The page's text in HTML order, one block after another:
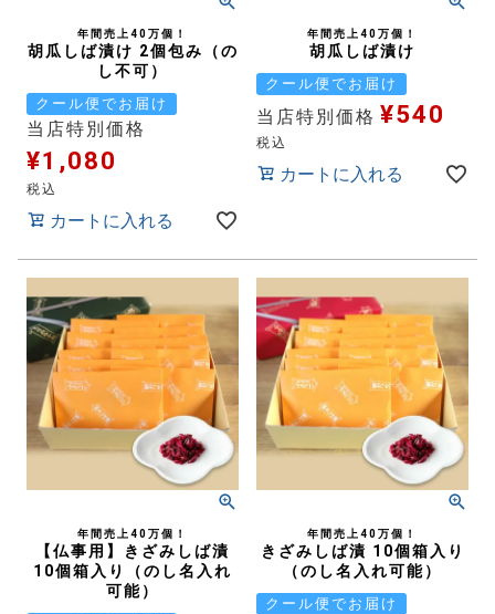
年間売上40万個！
胡瓜しば漬け 2個包み（の
し不可）
クール便でお届け
当店特別価格
¥1,080
税込
カートに入れる
年間売上40万個！
胡瓜しば漬け
クール便でお届け
当店特別価格 ¥540
税込
カートに入れる
年間売上40万個！
【仏事用】きざみしば漬
10個箱入り（のし名入れ
可能）
年間売上40万個！
きざみしば漬 10個箱入り
（のし名入れ可能）
クール便でお届け